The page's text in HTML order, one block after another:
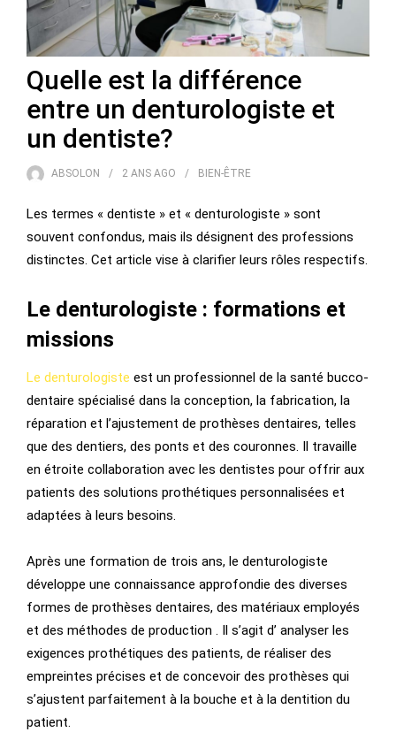
Quelle est la différence
entre un denturologiste et
un dentiste?
ABSOLON 2 ANS AGO BIEN-ÊTRE
Les termes « dentiste » et « denturologiste » sont
souvent confondus, mais ils désignent des professions
distinctes. Cet article vise à clarifier leurs rôles respectifs.
Le denturologiste : formations et
missions
Le denturologiste est un professionnel de la santé bucco-
dentaire spécialisé dans la conception, la fabrication, la
réparation et l’ajustement de prothèses dentaires, telles
que des dentiers, des ponts et des couronnes. Il travaille
en étroite collaboration avec les dentistes pour offrir aux
patients des solutions prothétiques personnalisées et
adaptées à leurs besoins.
Après une formation de trois ans, le denturologiste
développe une connaissance approfondie des diverses
formes de prothèses dentaires, des matériaux employés
et des méthodes de production . Il s’agit d’ analyser les
exigences prothétiques des patients, de réaliser des
empreintes précises et de concevoir des prothèses qui
s’ajustent parfaitement à la bouche et à la dentition du
patient.